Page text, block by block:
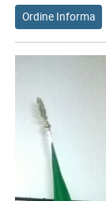
ISCRITTI
I
Lavoro
Ricerca
Iscritti
Modulistica
Ordine Informa